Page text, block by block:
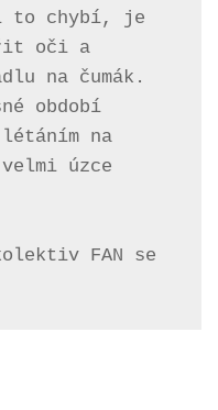
to chybí, je
oči a
na čumák.
období
na
úzce
FAN se